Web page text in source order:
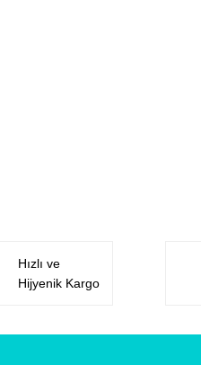
Hızlı ve
Hijyenik Kargo